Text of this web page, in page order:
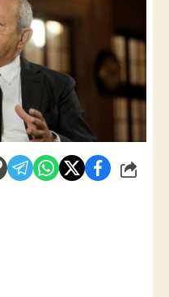
شارك